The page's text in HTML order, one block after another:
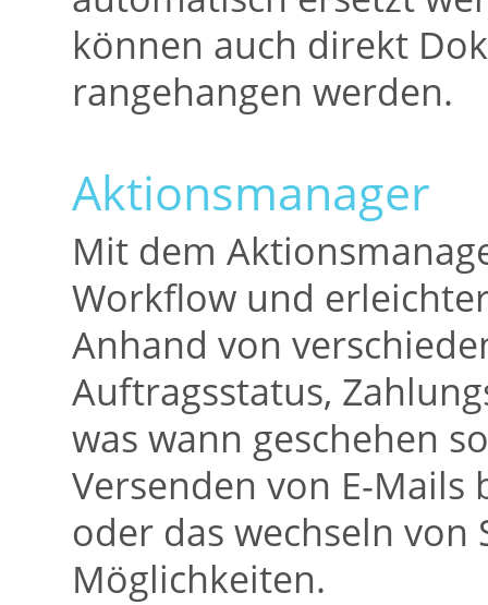
können auch direkt
rangehangen werden.
Aktionsmanager
Mit dem
Workflow und
Anhand von
Auftragsstatus,
was wann geschehen
Versenden von E-
oder das wechseln
Möglichkeiten.